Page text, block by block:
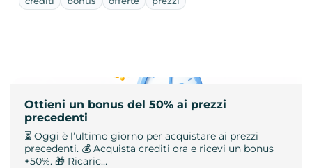
Ottieni un bonus del 50% ai prezzi
precedenti
⏳ Oggi è l’ultimo giorno per acquistare ai prezzi
precedenti. 💰 Acquista crediti ora e ricevi un bonus
+50%. 🎁 Ricaric…